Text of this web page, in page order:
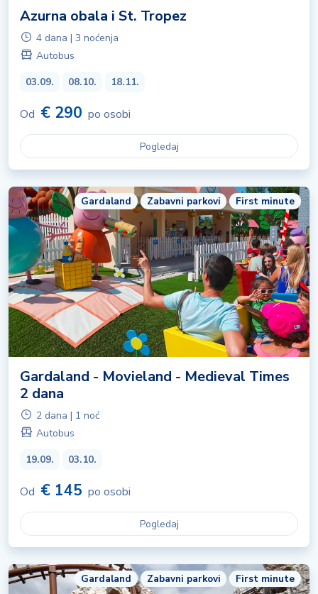
Azurna obala i St. Tropez
4 dana | 3 noćenja
Autobus
03.09.
08.10. 18.11.
Od € 290 po osobi
Pogledaj
Gardaland Zabavni parkovi First minute
Gardaland - Movieland - Medieval Times
2 dana
2 dana | 1 noć
Autobus
19.09.
03.10.
Od € 145 po osobi
Pogledaj
Gardaland Zabavni parkovi First minute